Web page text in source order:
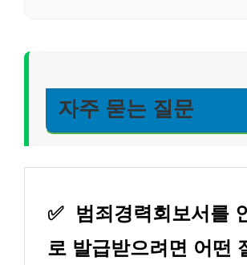
자주 묻는 질문
✅
범죄경력회보서를
로 발급받으려면 어떤